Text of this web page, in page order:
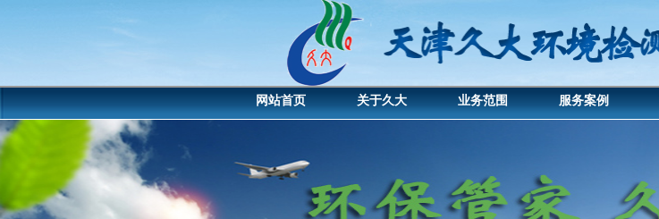
网站首页 关于久大 业务范围 服务案例